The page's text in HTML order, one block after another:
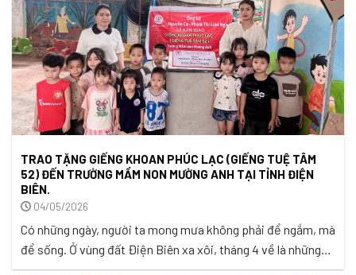
TRAO TẶNG GIẾNG KHOAN PHÚC LẠC (GIẾNG TUỆ TÂM
52) ĐẾN TRƯỜNG MẦM NON MƯỜNG ANH TẠI TỈNH ĐIỆN
BIÊN.
04/05/2026
Có những ngày, người ta mong mưa không phải để ngắm, mà
để sống. Ở vùng đất Điện Biên xa xôi, tháng 4 về là những
ngày nắng kéo dài trên lưng núi, khi đất khô dần, suối cũng